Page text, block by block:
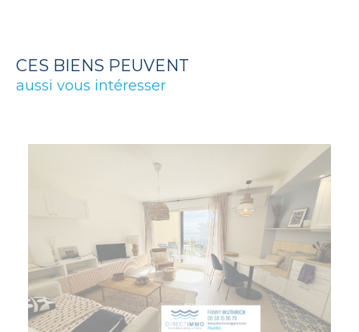
CES BIENS PEUVENT
aussi vous intéresser